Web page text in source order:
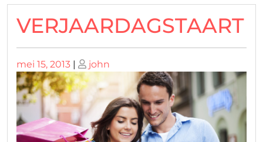
VERJAARDAGSTAART
Geplaatst
op
mei 15, 2013 | Geplaatst
op
john